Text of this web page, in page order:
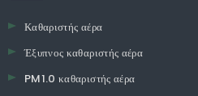
Καθαριστής αέρα
Έξυπνος καθαριστής αέρα
PM1.0 καθαριστής αέρα